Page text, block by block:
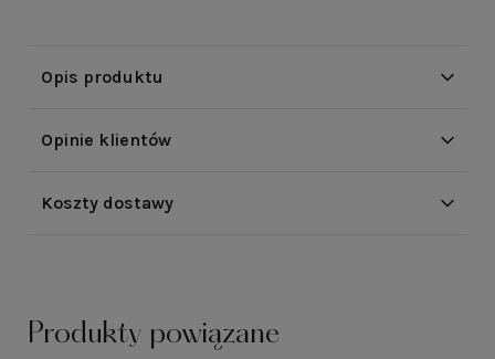
Opis produktu
Opinie klientów
Koszty dostawy
Produkty powiązane